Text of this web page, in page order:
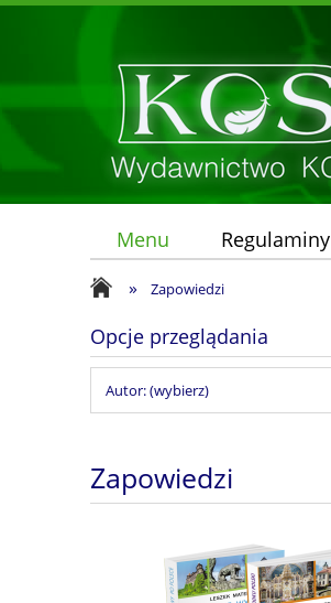
Menu Regulaminy
» Zapowiedzi
Opcje przeglądania
Autor: (wybierz)
Zapowiedzi